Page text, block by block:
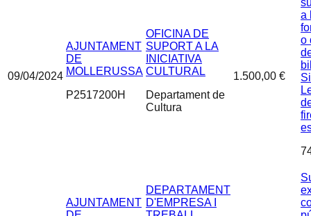
09/04/2024
AJUNTAMENT
DE
MOLLERUSSA
P2517200H
OFICINA DE
SUPORT A LA
INICIATIVA
CULTURAL
Departament de
Cultura
1.500,00 €
a
o
AJUNTAMENT
DEPARTAMENT
D'EMPRESA I